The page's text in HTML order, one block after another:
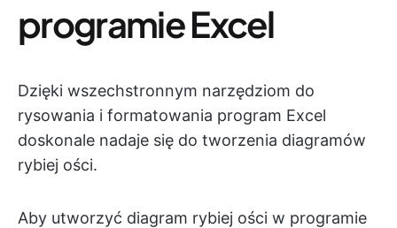
programie Excel
Dzięki wszechstronnym narzędziom do
rysowania i formatowania program Excel
doskonale nadaje się do tworzenia diagramów
rybiej ości.
Aby utworzyć diagram rybiej ości w programie